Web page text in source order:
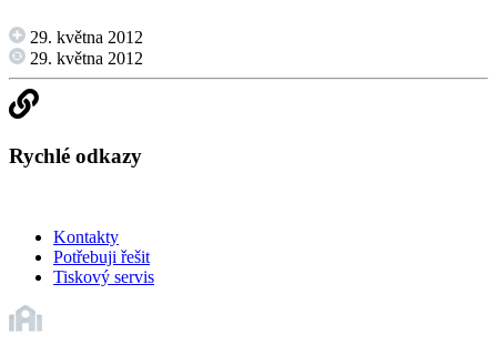
29. května 2012
29. května 2012
Rychlé odkazy
Kontakty
Potřebuji řešit
Tiskový servis